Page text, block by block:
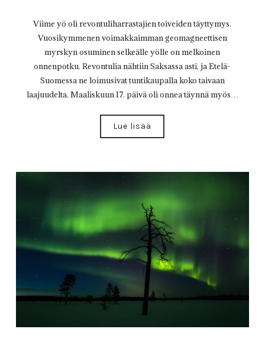
Viime yö oli revontuliharrastajien toiveiden täyttymys.
Vuosikymmenen voimakkaimman geomagneettisen
myrskyn osuminen selkeälle yölle on melkoinen
onnenpotku. Revontulia nähtiin Saksassa asti, ja Etelä-
Suomessa ne loimusivat tuntikaupalla koko taivaan
laajuudelta. Maaliskuun 17. päivä oli onnea täynnä myös…
Lue lisää